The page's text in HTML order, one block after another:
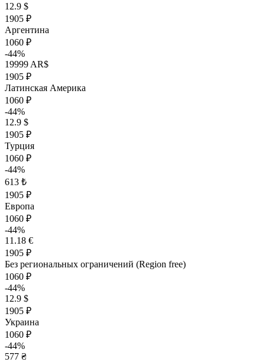
12.9 $
1905 ₽
Аргентина
1060 ₽
-44%
19999 AR$
1905 ₽
Латинская Америка
1060 ₽
-44%
12.9 $
1905 ₽
Турция
1060 ₽
-44%
613 ₺
1905 ₽
Европа
1060 ₽
-44%
11.18 €
1905 ₽
Без региональных ограничений (Region free)
1060 ₽
-44%
12.9 $
1905 ₽
Украина
1060 ₽
-44%
577 ₴